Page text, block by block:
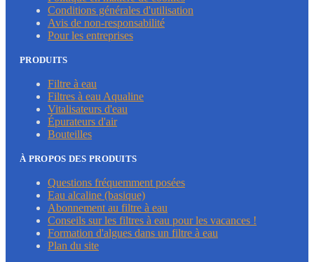
Conditions générales d'utilisation
Avis de non-responsabilité
Pour les entreprises
PRODUITS
Filtre à eau
Filtres à eau Aqualine
Vitalisateurs d'eau
Épurateurs d'air
Bouteilles
À PROPOS DES PRODUITS
Questions fréquemment posées
Eau alcaline (basique)
Abonnement au filtre à eau
Conseils sur les filtres à eau pour les vacances !
Formation d'algues dans un filtre à eau
Plan du site